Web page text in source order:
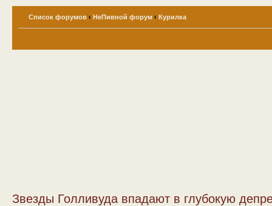
Список форумов ‹ НеПивной форум ‹ Курилка
Звезды Голливуда впадают в глубокую